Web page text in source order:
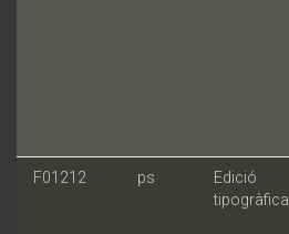
F01212 ps
Edició
tipogràfica